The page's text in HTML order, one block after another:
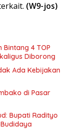
(W9-jos)
4 TOP
Diborong
Ada Kebijakan
di Pasar
Bupati Radityo